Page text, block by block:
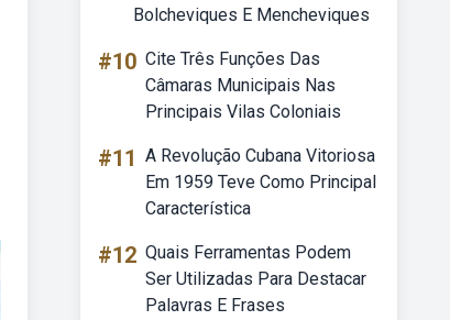
Bolcheviques E Mencheviques
#10 Cite Três Funções Das
Câmaras Municipais Nas
Principais Vilas Coloniais
#11 A Revolução Cubana Vitoriosa
Em 1959 Teve Como Principal
Característica
#12 Quais Ferramentas Podem
Ser Utilizadas Para Destacar
Palavras E Frases